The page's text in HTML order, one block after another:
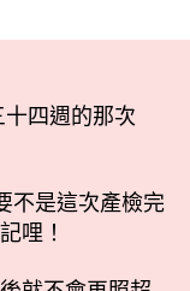
周，
消
的
那
四週的那次
不是這次產檢完
哩！